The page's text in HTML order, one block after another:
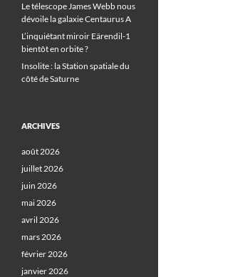
Le télescope James Webb nous
dévoile la galaxie Centaurus A
L’inquiétant miroir Eärendil-1
bientôt en orbite ?
Insolite : la Station spatiale du
côté de Saturne
ARCHIVES
août 2026
juillet 2026
juin 2026
mai 2026
avril 2026
mars 2026
février 2026
janvier 2026